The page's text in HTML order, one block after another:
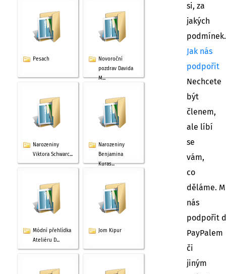
Pesach
Novoroční
pozdrav Davida
M...
Narozeniny
Viktora Schwarc...
Narozeniny
Benjamina
Kuras...
Módní přehlídka
Ateliéru D...
Jom Kipur
si, za
jakých
podmínek.
Jak nás
podpořit
Nechcete
být
členem,
ale líbí
se
vám,
co
děláme.
nás
podpořit
PayPalem
či
jiným